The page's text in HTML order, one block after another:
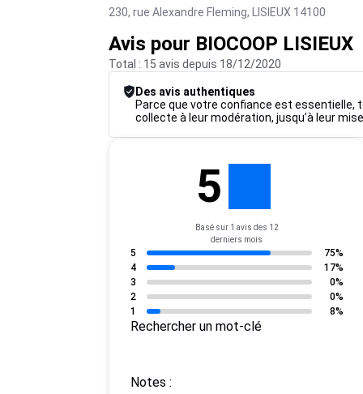
230, rue Alexandre Fleming, LISIEUX 14100
Avis pour BIOCOOP LISIEUX
Total : 15 avis depuis 18/12/2020
Des avis authentiques
Parce que votre confiance est essentielle,
collecte à leur modération, jusqu’à leur
5
Basé sur 1 avis des 12
derniers mois
5
75%
4
17%
3
0%
2
0%
1
8%
Rechercher un mot-clé
Notes :